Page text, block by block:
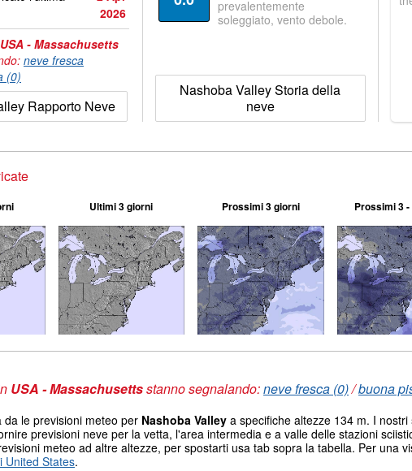
2026
USA - Massachusetts
neve fresca
(0)
Rapporto Neve
prevalentemente
soleggiato, vento debole.
Nashoba Valley Storia della
neve
Ultimi 3 giorni Prossimi 3 giorni Prossimi 3
USA - Massachusettsstanno segnalando:neve fresca (0)/buona
da le previsioni meteo per Nashoba Valley a specifiche altezze 134 m. I
previsioni neve per la vetta, l'area intermedia e a valle delle stazioni
meteo ad altre altezze, per spostarti usa tab sopra la tabella. Per una
United States.